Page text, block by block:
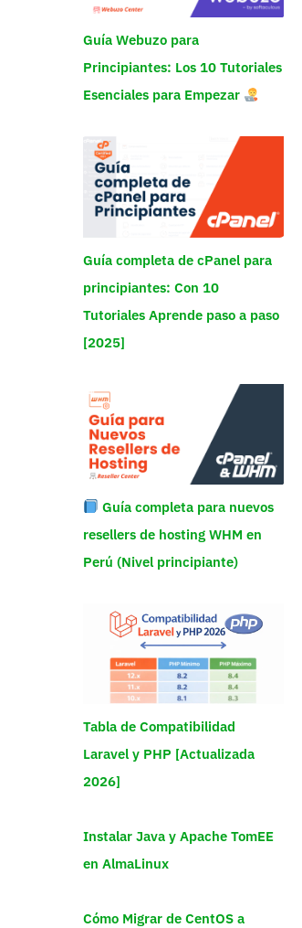
Guía Webuzo para
Principiantes: Los 10 Tutoriales
Esenciales para Empezar
Guía completa de cPanel para
principiantes: Con 10
Tutoriales Aprende paso a paso
[2025]
Guía completa para nuevos
resellers de hosting WHM en
Perú (Nivel principiante)
Tabla de Compatibilidad
Laravel y PHP [Actualizada
2026]
Instalar Java y Apache TomEE
en AlmaLinux
Cómo Migrar de CentOS a